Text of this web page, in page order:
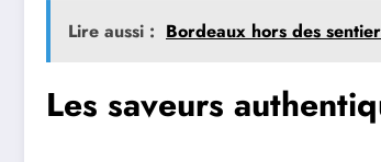
Lire aussi : Bordeaux hors des
Les saveurs